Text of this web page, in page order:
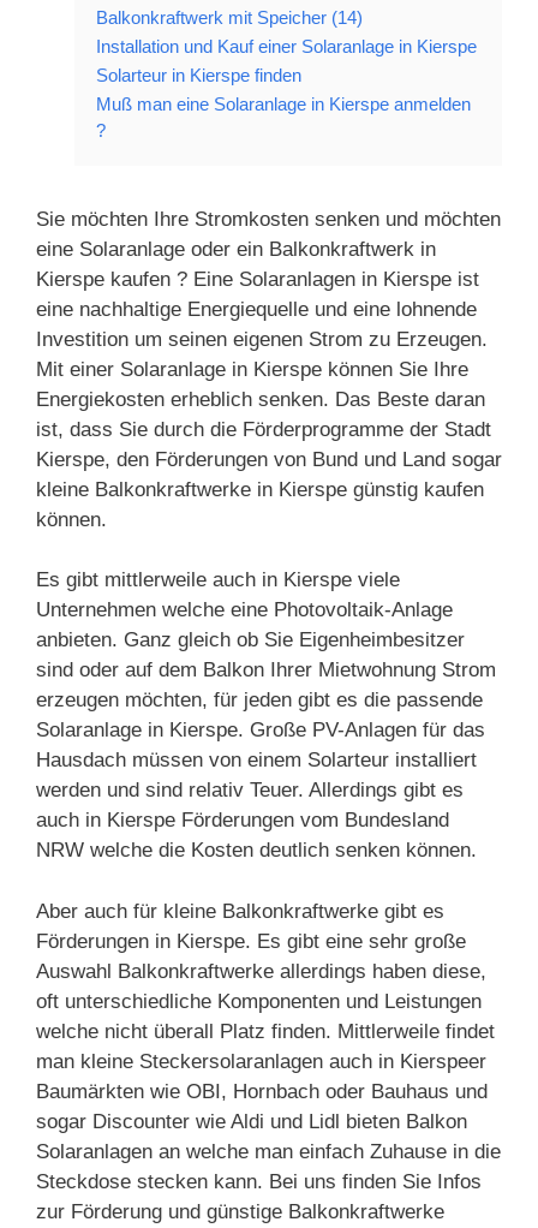
Balkonkraftwerk mit Speicher (14)
Installation und Kauf einer Solaranlage in Kierspe
Solarteur in Kierspe finden
Muß man eine Solaranlage in Kierspe anmelden
?
Sie möchten Ihre Stromkosten senken und möchten
eine Solaranlage oder ein Balkonkraftwerk in
Kierspe kaufen ? Eine Solaranlagen in Kierspe ist
eine nachhaltige Energiequelle und eine lohnende
Investition um seinen eigenen Strom zu Erzeugen.
Mit einer Solaranlage in Kierspe können Sie Ihre
Energiekosten erheblich senken. Das Beste daran
ist, dass Sie durch die Förderprogramme der Stadt
Kierspe, den Förderungen von Bund und Land sogar
kleine Balkonkraftwerke in Kierspe günstig kaufen
können.
Es gibt mittlerweile auch in Kierspe viele
Unternehmen welche eine Photovoltaik-Anlage
anbieten. Ganz gleich ob Sie Eigenheimbesitzer
sind oder auf dem Balkon Ihrer Mietwohnung Strom
erzeugen möchten, für jeden gibt es die passende
Solaranlage in Kierspe. Große PV-Anlagen für das
Hausdach müssen von einem Solarteur installiert
werden und sind relativ Teuer. Allerdings gibt es
auch in Kierspe Förderungen vom Bundesland
NRW welche die Kosten deutlich senken können.
Aber auch für kleine Balkonkraftwerke gibt es
Förderungen in Kierspe. Es gibt eine sehr große
Auswahl Balkonkraftwerke allerdings haben diese,
oft unterschiedliche Komponenten und Leistungen
welche nicht überall Platz finden. Mittlerweile findet
man kleine Steckersolaranlagen auch in Kierspeer
Baumärkten wie OBI, Hornbach oder Bauhaus und
sogar Discounter wie Aldi und Lidl bieten Balkon
Solaranlagen an welche man einfach Zuhause in die
Steckdose stecken kann. Bei uns finden Sie Infos
zur Förderung und günstige Balkonkraftwerke